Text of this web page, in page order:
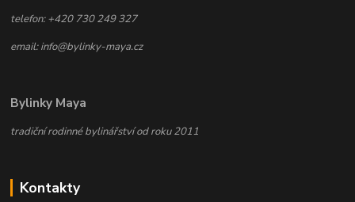
telefon: +420 730 249 327
email: info@bylinky-maya.cz
Bylinky Maya
tradiční rodinné bylinářství od roku 2011
Kontakty